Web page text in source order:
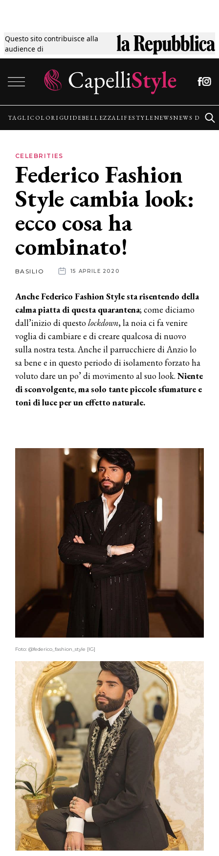
Questo sito contribuisce alla
audience di
Tagli
Colori
Guide
Lifestyle
News
News
TAGLICOLORI GUIDEBELLEZZALIFESTYLENEWSNEWS
CELEBRITIES
Federico Fashion
Style cambia look:
ecco cosa ha
combinato!
BASILIO 15 APRILE 2020
Anche Federico Fashion Style sta risentendo della
calma piatta di questa quarantena; come diciamo
dall’inizio di questolockdown, la noia ci fa venire
voglia di cambiare e di creare qualcosa di nuovo
sulla nostra testa. Anche il parrucchiere di Anzio lo
sa bene e in questo periodo di isolamento forzato ha
voluto dare un po’ di movimento al suo look. Niente
di sconvolgente, ma solo tante piccole sfumature e
toni di luce per un effetto naturale.
Foto: @federico_fashion_style [IG]